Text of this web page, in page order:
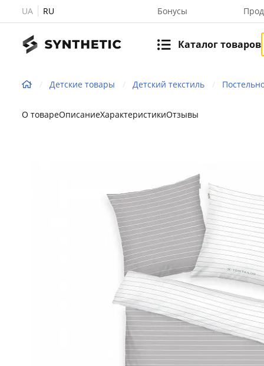
UA RU Бонусы
Каталог товаров
Детские товары Детский текстиль
О товареОписаниеХарактеристикиОтзывы